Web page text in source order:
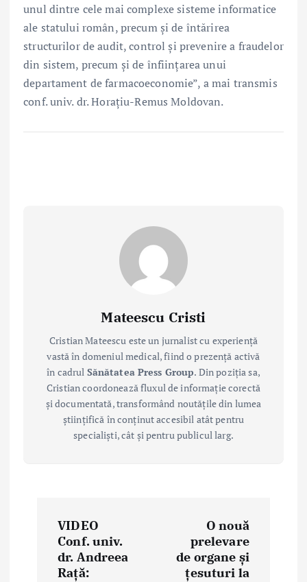
unul dintre cele mai complexe sisteme informatice
ale statului român, precum și de întărirea
structurilor de audit, control și prevenire a fraudelor
din sistem, precum și de înființarea unui
departament de farmacoeconomie”, a mai transmis
conf. univ. dr. Horațiu-Remus Moldovan.
Mateescu Cristi
Cristian Mateescu este un jurnalist cu experiență
vastă în domeniul medical, fiind o prezență activă
în cadrul Sănătatea Press Group. Din poziția sa,
Cristian coordonează fluxul de informație corectă
și documentată, transformând noutățile din lumea
științifică în conținut accesibil atât pentru
specialiști, cât și pentru publicul larg.
VIDEO
Conf. univ.
dr. Andreea
Rață:
O nouă
prelevare
de organe și
țesuturi la